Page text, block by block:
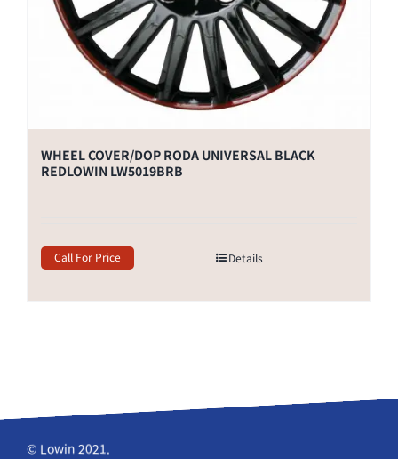
WHEEL COVER/DOP RODA UNIVERSAL BLACK
REDLOWIN LW5019BRB
Call For Price Details
© Lowin 2021.